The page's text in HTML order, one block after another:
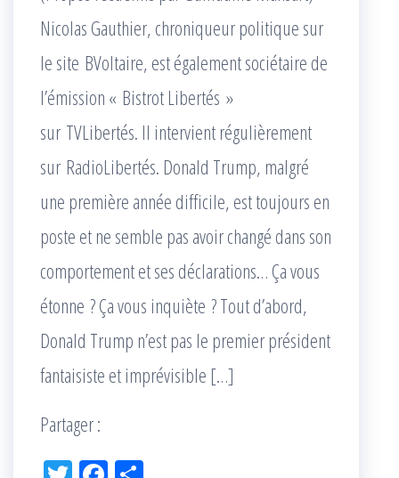
Nicolas Gauthier, chroniqueur politique sur
le site BVoltaire, est également sociétaire de
l’émission « Bistrot Libertés »
sur TVLibertés. Il intervient régulièrement
sur RadioLibertés. Donald Trump, malgré
une première année difficile, est toujours en
poste et ne semble pas avoir changé dans son
comportement et ses déclarations… Ça vous
étonne ? Ça vous inquiète ? Tout d’abord,
Donald Trump n’est pas le premier président
fantaisiste et imprévisible […]
Partager :